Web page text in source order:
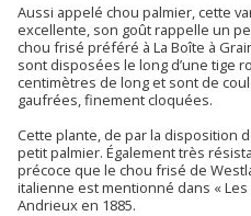
Aussi appelé chou palmier, cette
excellente, son goût rappelle un
chou frisé préféré à La Boîte à
sont disposées le long d’une tige
centimètres de long et sont de
gaufrées, finement cloquées.
Cette plante, de par la disposition
petit palmier. Également très
précoce que le chou frisé de
italienne est mentionné dans «
Andrieux en 1885.